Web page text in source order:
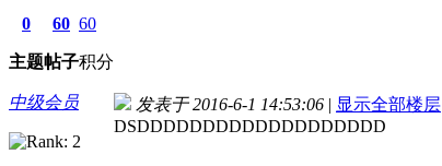
0
主题
60
帖子
60
积分
中级会员 发表于 2016-6-1 14:53:06 | 显示全部楼层
DSDDDDDDDDDDDDDDDDDDD